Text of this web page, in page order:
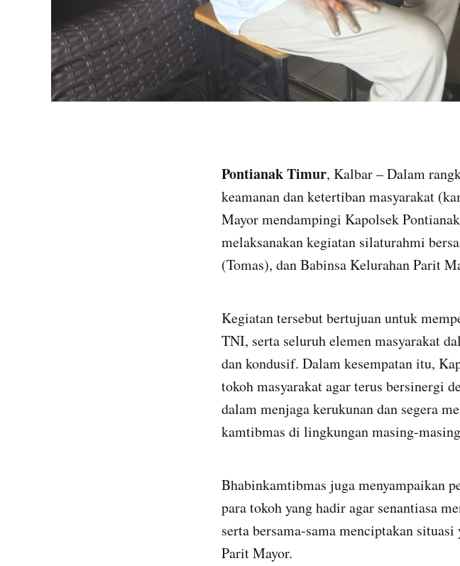
Pontianak Timur, Kalbar – Dalam
keamanan dan ketertiban masyarakat
Mayor mendampingi Kapolsek
melaksanakan kegiatan silaturahmi
(Tomas), dan Babinsa Kelurahan Parit
Kegiatan tersebut bertujuan untuk
TNI, serta seluruh elemen masyarakat
dan kondusif. Dalam kesempatan itu,
tokoh masyarakat agar terus bersinergi
dalam menjaga kerukunan dan segera
kamtibmas di lingkungan masing-
Bhabinkamtibmas juga menyampaikan
para tokoh yang hadir agar senantiasa
serta bersama-sama menciptakan
Parit Mayor.